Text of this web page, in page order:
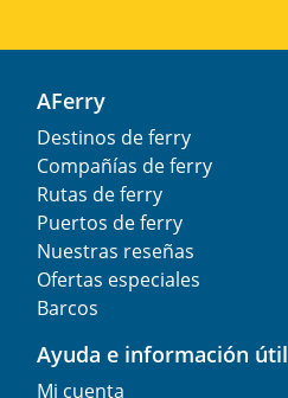
AFerry
Destinos de ferry
Compañías de ferry
Rutas de ferry
Puertos de ferry
Nuestras reseñas
Ofertas especiales
Barcos
Ayuda e información útil
Mi cuenta